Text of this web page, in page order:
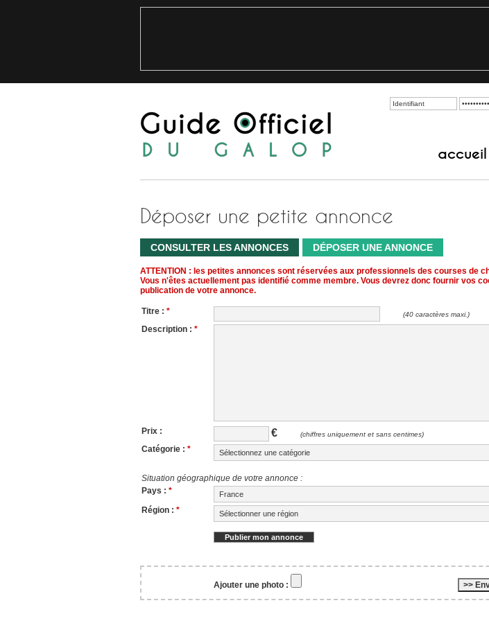
accueil
Déposer une petite annonce
CONSULTER LES ANNONCES DÉPOSER UNE ANNONCE
ATTENTION : les petites annonces sont réservées aux professionnels des courses de
Vous n'êtes actuellement pas identifié comme membre. Vous devrez donc fournir vos
publication de votre annonce.
Titre : * (40 caractères maxi.)
Description : *
Prix : € (chiffres uniquement et sans centimes)
Catégorie : *
Situation géographique de votre annonce :
Pays : *
Région : *
Ajouter une photo :